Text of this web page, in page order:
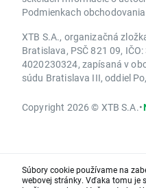
Podmienkach
XTB S.A., organizačná
Bratislava, PSČ 821 09,
4020230324, zapísaná v
súdu Bratislava III, oddiel
Copyright 2026 © XTB S.A.•
Súbory cookie používame na
webovej stránky. Vďaka tomu je